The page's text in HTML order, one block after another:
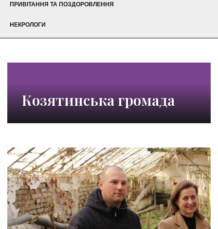
ПРИВІТАННЯ ТА ПОЗДОРОВЛЕННЯ
НЕКРОЛОГИ
Козятинська громада